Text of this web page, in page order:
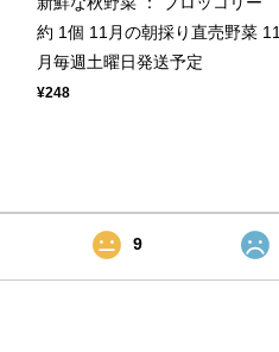
約 1個 11月の朝採り直売野菜 11
月毎週土曜日発送予定
¥248
9